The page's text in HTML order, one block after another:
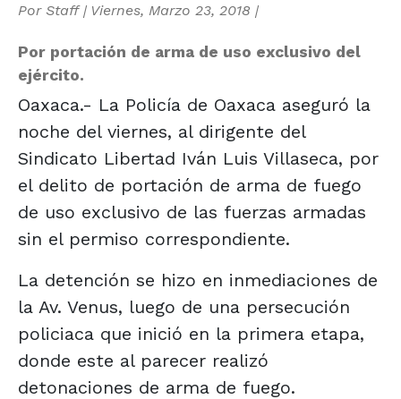
Por Staff| Viernes, Marzo 23, 2018 |
Por portación de arma de uso exclusivo del
ejército.
Oaxaca.- La Policía de Oaxaca aseguró la
noche del viernes, al dirigente del
Sindicato Libertad Iván Luis Villaseca, por
el delito de portación de arma de fuego
de uso exclusivo de las fuerzas armadas
sin el permiso correspondiente.
La detención se hizo en inmediaciones de
la Av. Venus, luego de una persecución
policiaca que inició en la primera etapa,
donde este al parecer realizó
detonaciones de arma de fuego.